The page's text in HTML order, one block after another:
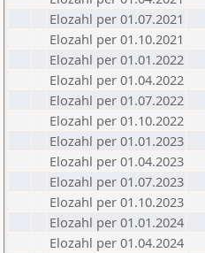
Elozahl per 01.07.2021
Elozahl per 01.10.2021
Elozahl per 01.01.2022
Elozahl per 01.04.2022
Elozahl per 01.07.2022
Elozahl per 01.10.2022
Elozahl per 01.01.2023
Elozahl per 01.04.2023
Elozahl per 01.07.2023
Elozahl per 01.10.2023
Elozahl per 01.01.2024
Elozahl per 01.04.2024